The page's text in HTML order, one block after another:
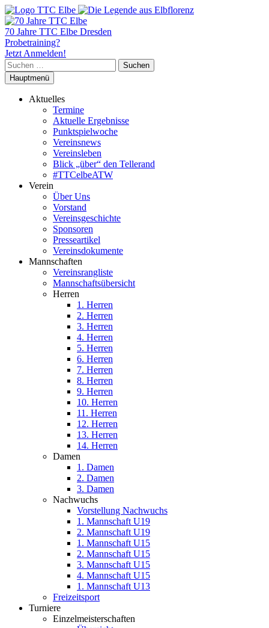
70 Jahre TTC Elbe Dresden
Probetraining?
Jetzt Anmelden!
Suchen
nach:
Hauptmenü
Aktuelles
Termine
Aktuelle Ergebnisse
Punktspielwoche
Vereinsnews
Vereinsleben
Blick „über“ den Tellerand
#TTCelbeATW
Verein
Über Uns
Vorstand
Vereinsgeschichte
Sponsoren
Presseartikel
Vereinsdokumente
Mannschaften
Vereinsrangliste
Mannschaftsübersicht
Herren
1. Herren
2. Herren
3. Herren
4. Herren
5. Herren
6. Herren
7. Herren
8. Herren
9. Herren
10. Herren
11. Herren
12. Herren
13. Herren
14. Herren
Damen
1. Damen
2. Damen
3. Damen
Nachwuchs
Vorstellung Nachwuchs
1. Mannschaft U19
2. Mannschaft U19
1. Mannschaft U15
2. Mannschaft U15
3. Mannschaft U15
4. Mannschaft U15
1. Mannschaft U13
Freizeitsport
Turniere
Einzelmeisterschaften